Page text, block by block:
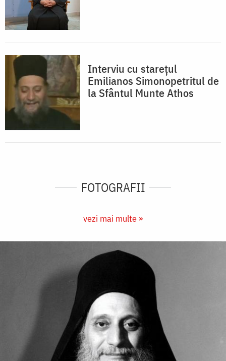
Interviu cu starețul
Emilianos Simonopetritul de
la Sfântul Munte Athos
FOTOGRAFII
vezi mai multe »